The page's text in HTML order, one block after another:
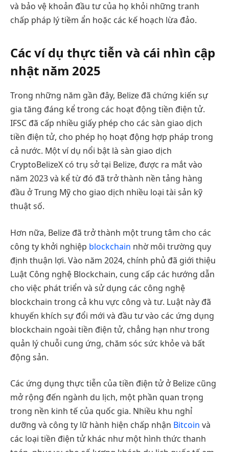
và bảo vệ khoản đầu tư của họ khỏi những tranh
chấp pháp lý tiềm ẩn hoặc các kế hoạch lừa đảo.
Các ví dụ thực tiễn và cái nhìn cập
nhật năm 2025
Trong những năm gần đây, Belize đã chứng kiến sự
gia tăng đáng kể trong các hoạt động tiền điện tử.
IFSC đã cấp nhiều giấy phép cho các sàn giao dịch
tiền điện tử, cho phép họ hoạt động hợp pháp trong
cả nước. Một ví dụ nổi bật là sàn giao dịch
CryptoBelizeX có trụ sở tại Belize, được ra mắt vào
năm 2023 và kể từ đó đã trở thành nền tảng hàng
đầu ở Trung Mỹ cho giao dịch nhiều loại tài sản kỹ
thuật số.
Hơn nữa, Belize đã trở thành một trung tâm cho các
công ty khởi nghiệp blockchain nhờ môi trường quy
định thuận lợi. Vào năm 2024, chính phủ đã giới thiệu
Luật Công nghệ Blockchain, cung cấp các hướng dẫn
cho việc phát triển và sử dụng các công nghệ
blockchain trong cả khu vực công và tư. Luật này đã
khuyến khích sự đổi mới và đầu tư vào các ứng dụng
blockchain ngoài tiền điện tử, chẳng hạn như trong
quản lý chuỗi cung ứng, chăm sóc sức khỏe và bất
động sản.
Các ứng dụng thực tiễn của tiền điện tử ở Belize cũng
mở rộng đến ngành du lịch, một phần quan trọng
trong nền kinh tế của quốc gia. Nhiều khu nghỉ
dưỡng và công ty lữ hành hiện chấp nhận Bitcoin và
các loại tiền điện tử khác như một hình thức thanh